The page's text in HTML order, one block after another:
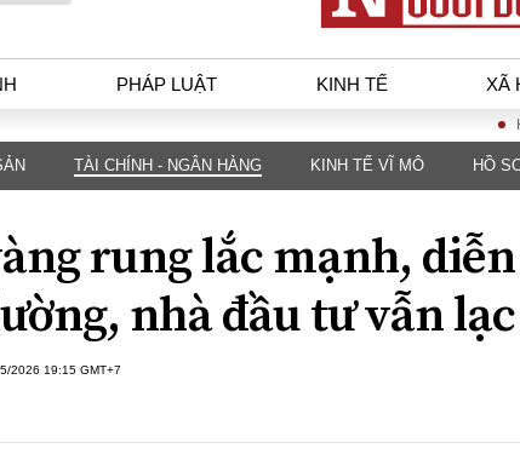
PHÁP LUẬT KINH TẾ XÃ
PHÁP LUẬT
Góc nhìn luật gia
Hồ sơ điều tra
KINH TẾ
Tài chính - Ngân
hàng
Kinh tế vĩ mô
Hồ sơ doanh
Kỳ
TÀI CHÍNH - NGÂN HÀNG KINH TẾ VĨ MÔ HỒ
rung lắc mạnh,
nhà đầu tư vẫn
2026 19:15 GMT+7